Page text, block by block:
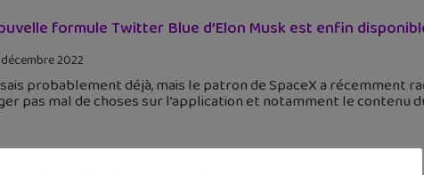
formule Twitter Blue d’Elon Musk est enfin
2022
probablement déjà, mais le patron de SpaceX a récemment
pas mal de choses sur l’application et notamment le contenu